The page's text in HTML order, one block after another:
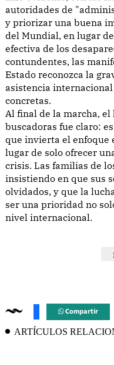
autoridades de
y priorizar una buena
del Mundial, en lugar
efectiva de los
contundentes, las
Estado reconozca la
asistencia
concretas.
Al final de la marcha,
buscadoras fue claro:
que invierta el enfoque
lugar de solo ofrecer
crisis. Las familias de
insistiendo en que sus
olvidados, y que la
ser una prioridad no
nivel internacional.
Compartir
ARTÍCULOS